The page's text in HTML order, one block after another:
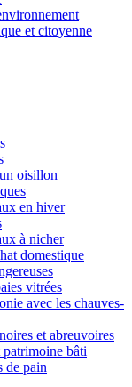
et citoyenne
oisillon
en hiver
à nicher
domestique
vitrées
avec les chauves-
et abreuvoires
bâti
de pain